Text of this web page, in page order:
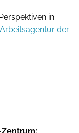
in
Arbeitsagentur der